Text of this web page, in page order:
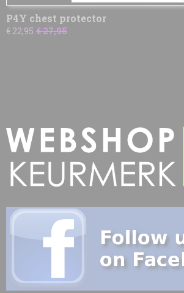
P4Y chest protector
€ 22,95 € 27,95